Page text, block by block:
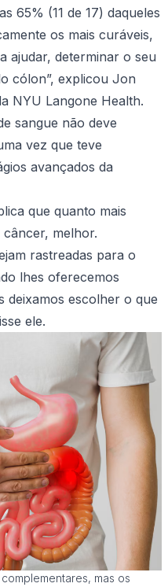
65% (11 de 17) daqueles
os mais curáveis,
ajudar, determinar o seu
cólon”, explicou Jon
NYU Langone Health.
sangue não deve
vez que teve
avançados da
que quanto mais
melhor.
rastreadas para o
lhes oferecemos
deixamos escolher o que
ele.
mas os